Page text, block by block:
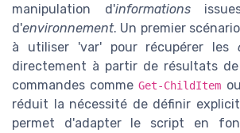
manipulation d'informations
d'environnement. Un premier
à utiliser 'var' pour récupérer les
directement à partir de résultats
commandes commeGet-ChildItem ou
réduit la nécessité de définir
permet d'adapter le script en